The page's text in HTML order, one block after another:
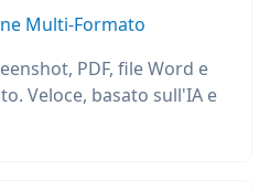
Multi-Formato
PDF, file Word e
Veloce, basato sull'IA e